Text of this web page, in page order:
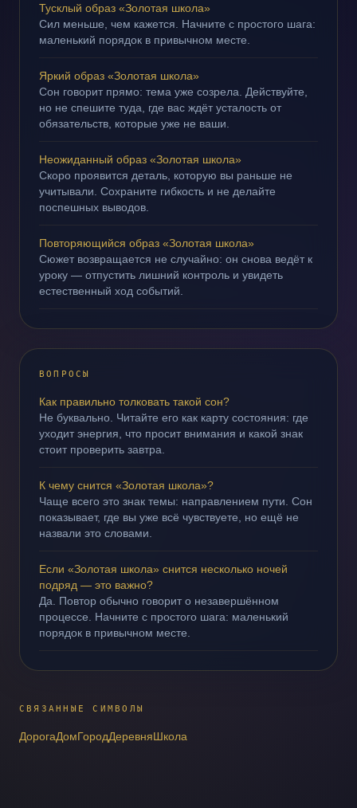
Тусклый образ «Золотая школа»
Сил меньше, чем кажется. Начните с простого шага:
маленький порядок в привычном месте.
Яркий образ «Золотая школа»
Сон говорит прямо: тема уже созрела. Действуйте,
но не спешите туда, где вас ждёт усталость от
обязательств, которые уже не ваши.
Неожиданный образ «Золотая школа»
Скоро проявится деталь, которую вы раньше не
учитывали. Сохраните гибкость и не делайте
поспешных выводов.
Повторяющийся образ «Золотая школа»
Сюжет возвращается не случайно: он снова ведёт к
уроку — отпустить лишний контроль и увидеть
естественный ход событий.
ВОПРОСЫ
Как правильно толковать такой сон?
Не буквально. Читайте его как карту состояния: где
уходит энергия, что просит внимания и какой знак
стоит проверить завтра.
К чему снится «Золотая школа»?
Чаще всего это знак темы: направлением пути. Сон
показывает, где вы уже всё чувствуете, но ещё не
назвали это словами.
Если «Золотая школа» снится несколько ночей
подряд — это важно?
Да. Повтор обычно говорит о незавершённом
процессе. Начните с простого шага: маленький
порядок в привычном месте.
СВЯЗАННЫЕ СИМВОЛЫ
ДорогаДомГородДеревняШкола